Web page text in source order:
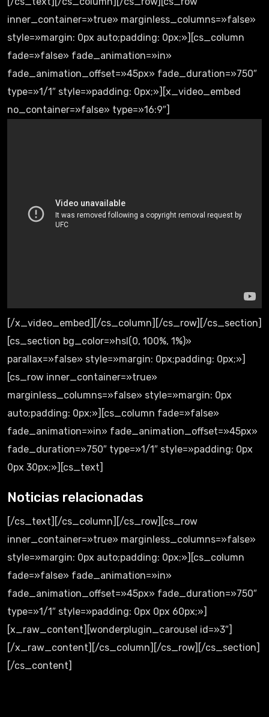
inner_container=»true» marginless_columns=»false»
style=»margin: 0px auto;padding: 0px;»][cs_column
fade=»false» fade_animation=»in»
fade_animation_offset=»45px» fade_duration=»750″
type=»1/1″ style=»padding: 0px;»][x_video_embed
no_container=»false» type=»16:9″]
[/x_video_embed][/cs_column][/cs_row][/cs_section]
[cs_section bg_color=»hsl(0, 100%, 1%)»
parallax=»false» style=»margin: 0px;padding: 0px;»]
[cs_row inner_container=»true»
marginless_columns=»false» style=»margin: 0px
auto;padding: 0px;»][cs_column fade=»false»
fade_animation=»in» fade_animation_offset=»45px»
fade_duration=»750″ type=»1/1″ style=»padding: 0px
0px 30px;»][cs_text]
Noticias relacionadas
[/cs_text][/cs_column][/cs_row][cs_row
inner_container=»true» marginless_columns=»false»
style=»margin: 0px auto;padding: 0px;»][cs_column
fade=»false» fade_animation=»in»
fade_animation_offset=»45px» fade_duration=»750″
type=»1/1″ style=»padding: 0px 0px 60px;»]
[x_raw_content][wonderplugin_carousel id=»3″]
[/x_raw_content][/cs_column][/cs_row][/cs_section]
[/cs_content]